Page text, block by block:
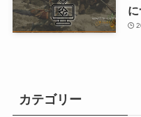
カテゴリー